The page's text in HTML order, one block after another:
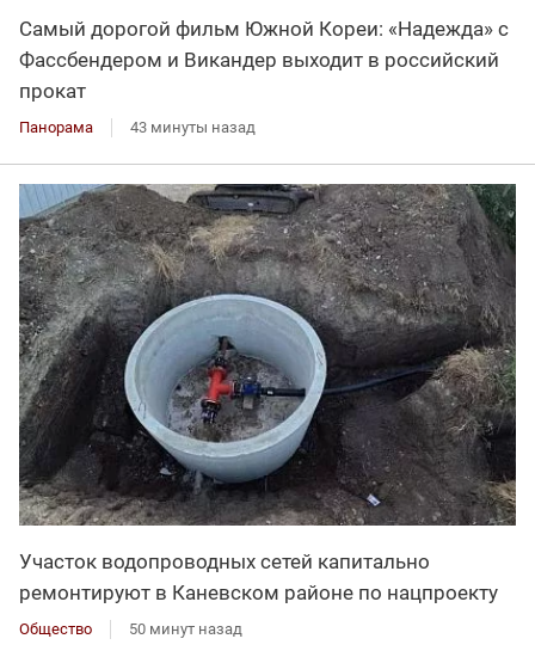
Самый дорогой фильм Южной Кореи: «Надежда» с
Фассбендером и Викандер выходит в российский
прокат
Панорама 43 минуты назад
Участок водопроводных сетей капитально
ремонтируют в Каневском районе по нацпроекту
Общество 50 минут назад